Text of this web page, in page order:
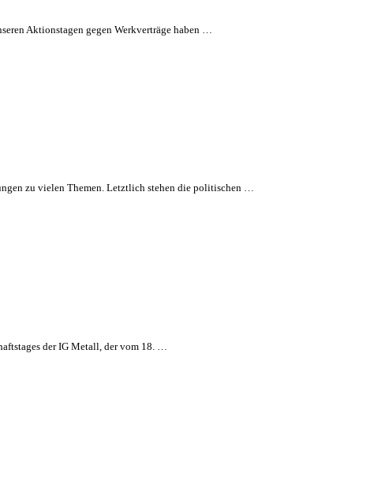
Aktionstagen gegen Werkverträge haben …
zu vielen Themen. Letztlich stehen die politischen …
der IG Metall, der vom 18. …